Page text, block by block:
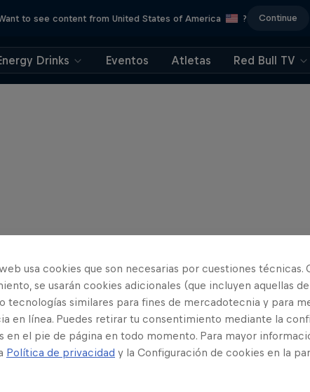
to see content from United States of America ? Continue
Drinks Eventos Atletas Red Bull TV
usa cookies que son necesarias por cuestiones técnicas.
se usarán cookies adicionales (que incluyen aquellas de
tecnologías similares para fines de mercadotecnia y para
en línea. Puedes retirar tu consentimiento mediante la
en el pie de página en todo momento. Para mayor
Política de privacidad y la Configuración de cookies en la